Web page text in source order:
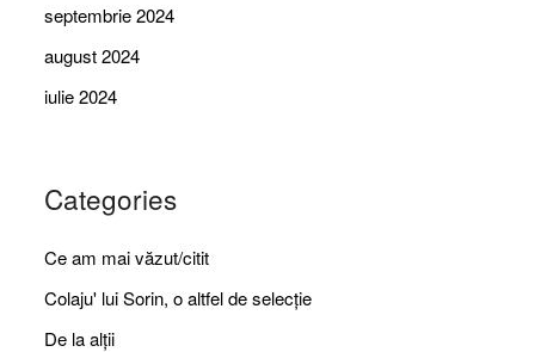
septembrie 2024
august 2024
iulie 2024
Categories
Ce am mai văzut/citit
Colaju' lui Sorin, o altfel de selecție
De la alții